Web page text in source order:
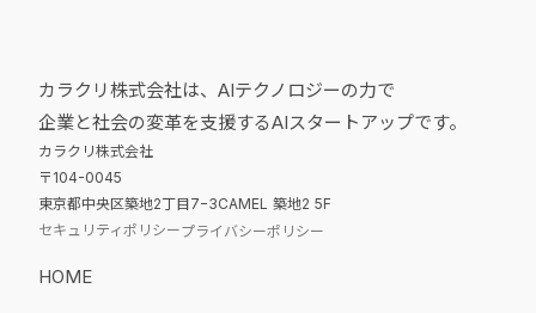
カラクリ株式会社は、AIテクノロジーの力で
企業と社会の変革を支援するAIスタートアップです。
カラクリ株式会社
〒104-0045
東京都中央区築地2丁目7−3CAMEL 築地2 5F
セキュリティポリシープライバシーポリシー
HOME